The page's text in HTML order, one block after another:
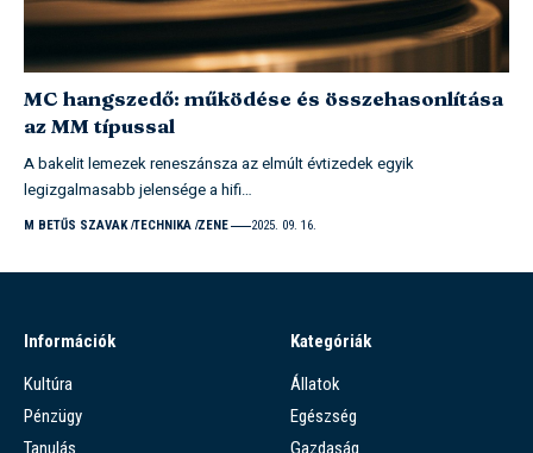
MC hangszedő: működése és összehasonlítása
az MM típussal
A bakelit lemezek reneszánsza az elmúlt évtizedek egyik
legizgalmasabb jelensége a hifi…
M BETŰS SZAVAK TECHNIKA ZENE 2025. 09. 16.
Információk
Kultúra
Pénzügy
Tanulás
Kategóriák
Állatok
Egészség
Gazdaság